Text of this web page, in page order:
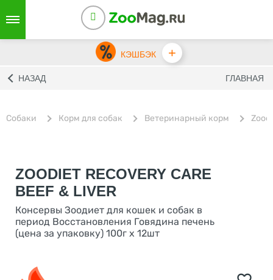
КЭШБЭК +
НАЗАД ГЛАВНАЯ
Собаки Корм для собак Ветеринарный корм
ZOODIET RECOVERY CARE
BEEF & LIVER
Консервы Зоодиет для кошек и собак в
период Восстановления Говядина печень
(цена за упаковку) 100г х 12шт